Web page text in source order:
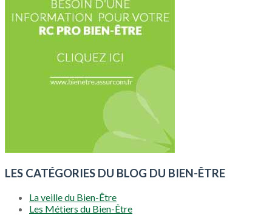
LES CATÉGORIES DU BLOG DU BIEN-ÊTRE
La veille du Bien-Être
Les Métiers du Bien-Être